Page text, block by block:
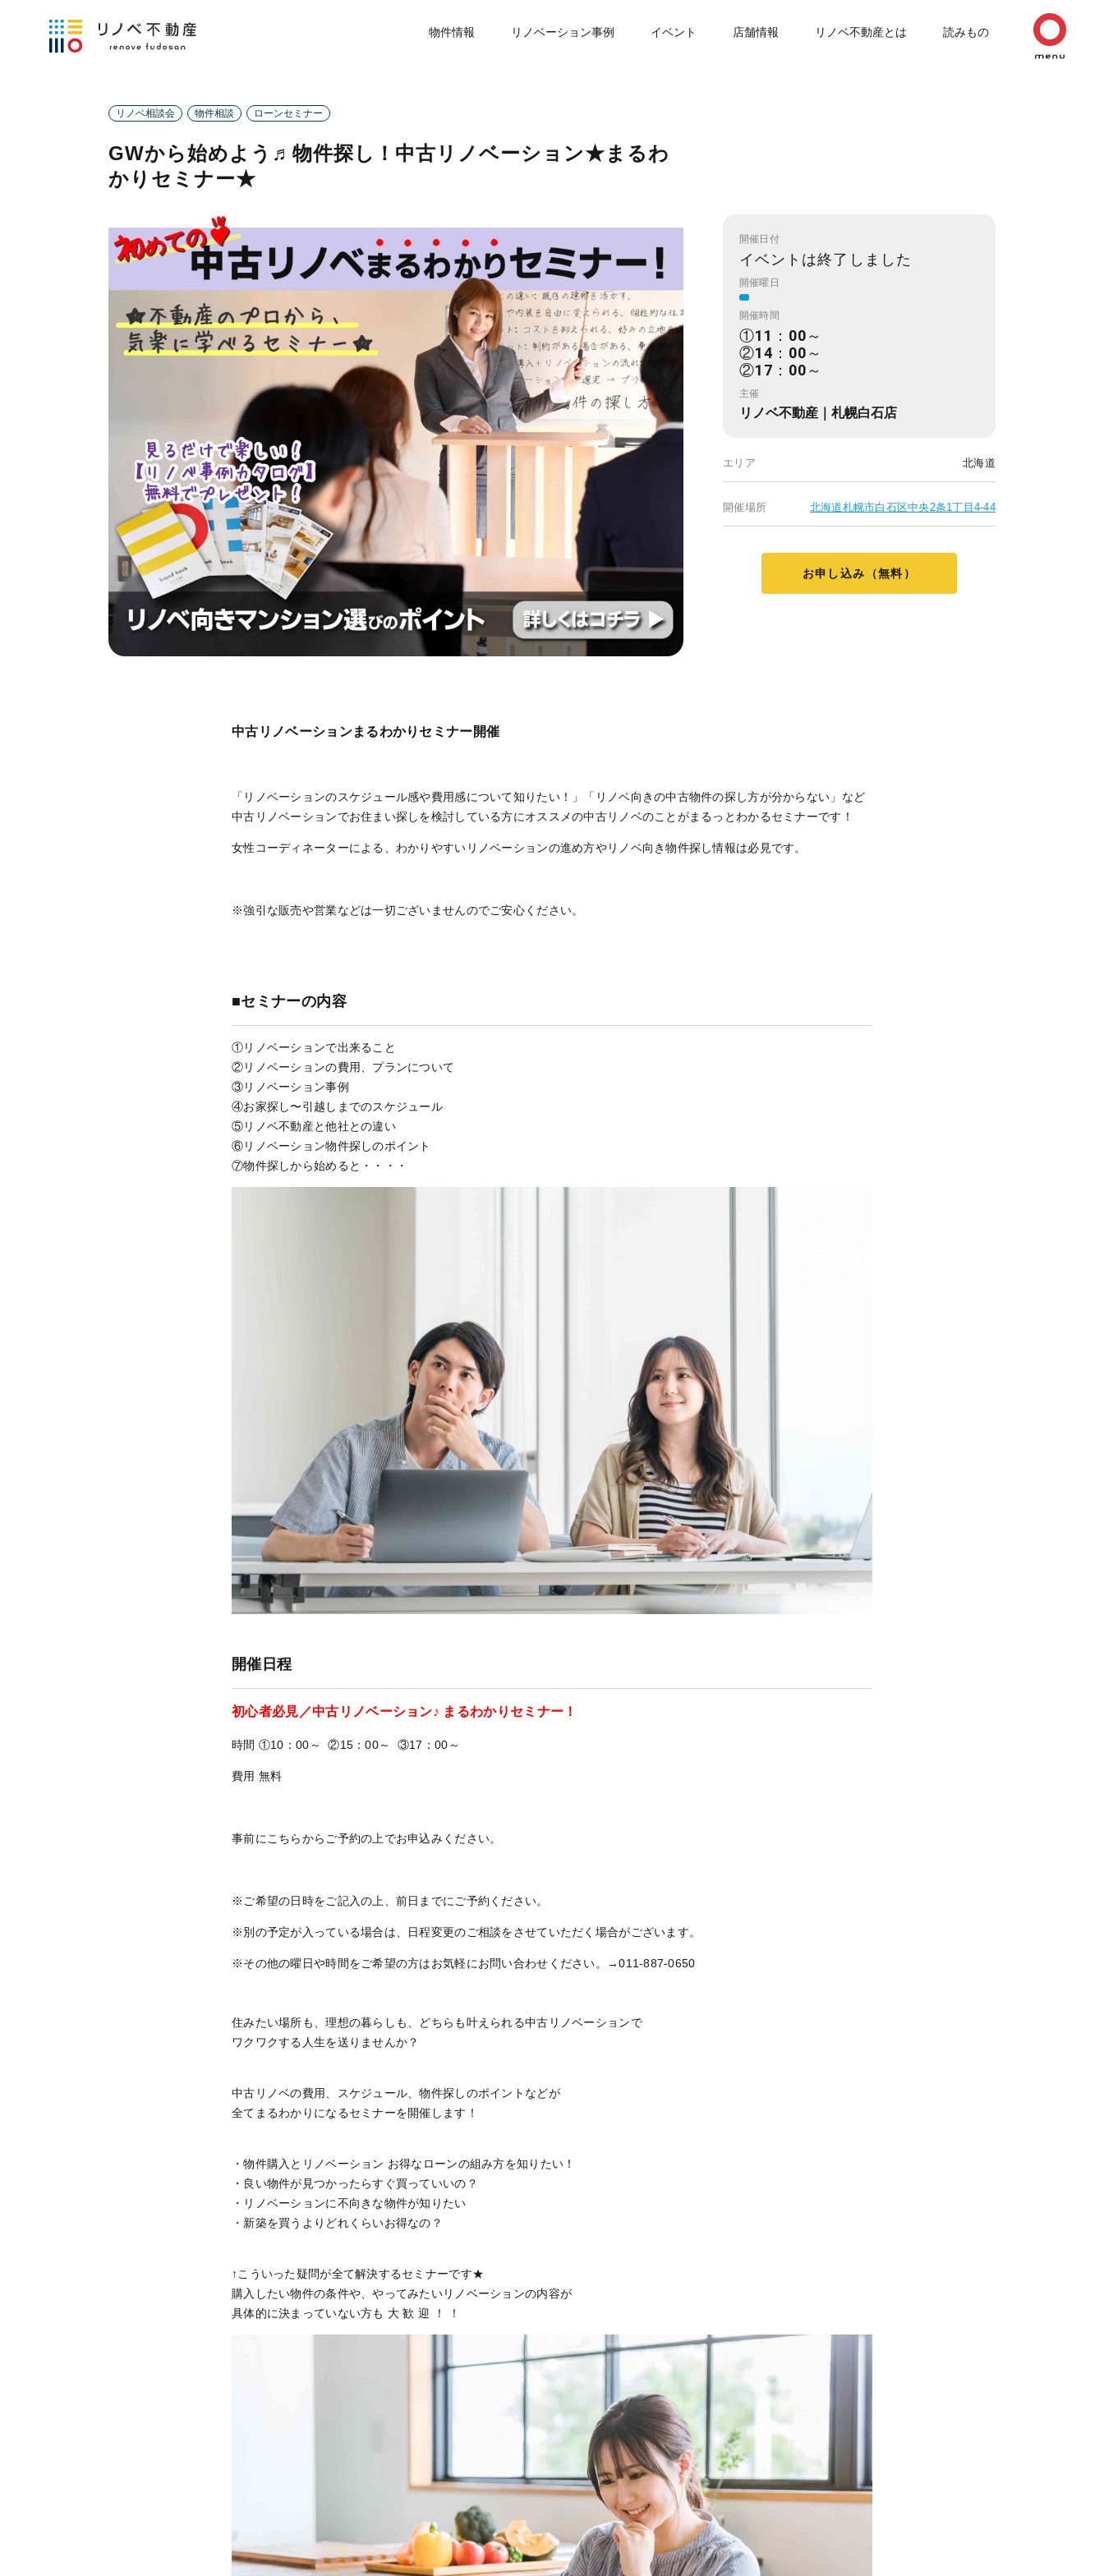
物件情報 リノベーション事例 イベント 店舗情報 リノベ不動産とは 読みもの
リノベ相談会 物件相談 ローンセミナー
GWから始めよう♬物件探し！中古リノベーション★まるわ
かりセミナー★
開催日付
イベントは終了しました
開催曜日
開催時間
①11：00～
②14：00～
②17：00～
主催
リノベ不動産｜札幌白石店
エリア 北海道
開催場所 北海道札幌市白石区中央2条1丁目4-44
お申し込み（無料）
中古リノベーションまるわかりセミナー開催
「リノベーションのスケジュール感や費用感について知りたい！」「リノベ向きの中古物件の探し方が分からない」など
中古リノベーションでお住まい探しを検討している方にオススメの中古リノベのことがまるっとわかるセミナーです！
女性コーディネーターによる、わかりやすいリノベーションの進め方やリノベ向き物件探し情報は必見です。
※強引な販売や営業などは一切ございませんのでご安心ください。
■セミナーの内容
①リノベーションで出来ること
②リノベーションの費用、プランについて
③リノベーション事例
④お家探し〜引越しまでのスケジュール
⑤リノベ不動産と他社との違い
⑥リノベーション物件探しのポイント
⑦物件探しから始めると・・・・
開催日程
初心者必見／中古リノベーション♪ まるわかりセミナー！
時間 ①10：00～ ②15：00～ ③17：00～
費用 無料
事前にこちらからご予約の上でお申込みください。
※ご希望の日時をご記入の上、前日までにご予約ください。
※別の予定が入っている場合は、日程変更のご相談をさせていただく場合がございます。
※その他の曜日や時間をご希望の方はお気軽にお問い合わせください。→011-887-0650
住みたい場所も、理想の暮らしも、どちらも叶えられる中古リノベーションで
ワクワクする人生を送りませんか？
中古リノベの費用、スケジュール、物件探しのポイントなどが
全てまるわかりになるセミナーを開催します！
・物件購入とリノベーション お得なローンの組み方を知りたい！
・良い物件が見つかったらすぐ買っていいの？
・リノベーションに不向きな物件が知りたい
・新築を買うよりどれくらいお得なの？
↑こういった疑問が全て解決するセミナーです★
購入したい物件の条件や、やってみたいリノベーションの内容が
具体的に決まっていない方も 大 歓 迎 ！ ！